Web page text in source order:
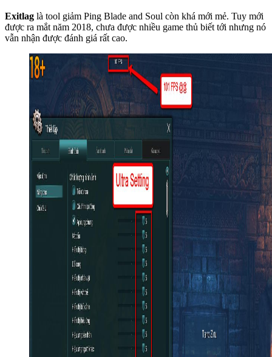
Exitlag là tool giảm Ping Blade and Soul còn khá mới mẻ. Tuy mới
được ra mắt năm 2018, chưa được nhiều game thủ biết tới nhưng nó
vẫn nhận được đánh giá rất cao.